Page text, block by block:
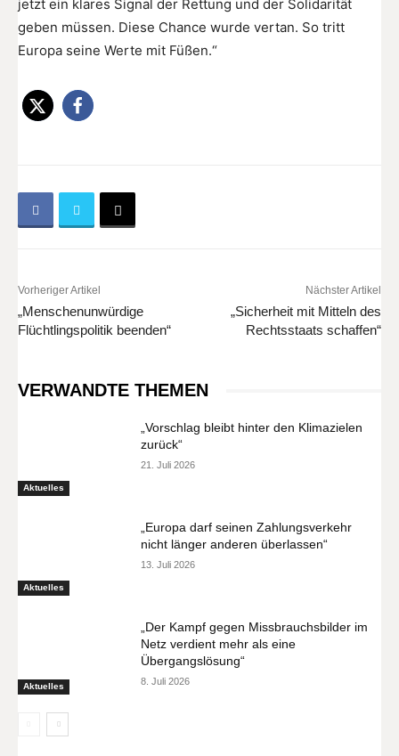
jetzt ein klares Signal der Rettung und der Solidarität
geben müssen. Diese Chance wurde vertan. So tritt
Europa seine Werte mit Füßen.“
Vorheriger Artikel
„Menschenunwürdige
Flüchtlingspolitik beenden“
Nächster Artikel
„Sicherheit mit Mitteln des
Rechtsstaats schaffen“
VERWANDTE THEMEN
Aktuelles
„Vorschlag bleibt hinter den Klimazielen
zurück“
21. Juli 2026
Aktuelles
„Europa darf seinen Zahlungsverkehr
nicht länger anderen überlassen“
13. Juli 2026
Aktuelles
„Der Kampf gegen Missbrauchsbilder im
Netz verdient mehr als eine
Übergangslösung“
8. Juli 2026